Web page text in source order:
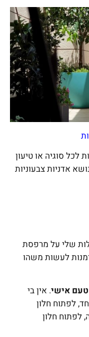
לכל סוגיה או טיעון
אדניות צבעוניות
שלי על מרפסת
לעשות משהו
טעם אישי. אין בי
לפתוח חלון
לפתוח חלון